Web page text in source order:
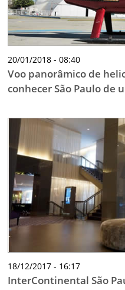
20/01/2018 - 08:40
Voo panorâmico de
conhecer São Paulo de
18/12/2017 - 16:17
InterContinental São